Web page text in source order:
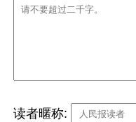
读者暱称: